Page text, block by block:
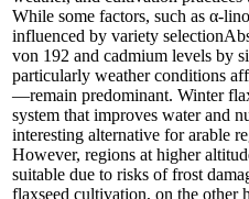
While some factors, such as α-
influenced by variety
von 192 and cadmium levels by
particularly weather conditions
—remain predominant. Winter
system that improves water and
interesting alternative for arable
However, regions at higher
suitable due to risks of frost
flaxseed cultivation, on the other